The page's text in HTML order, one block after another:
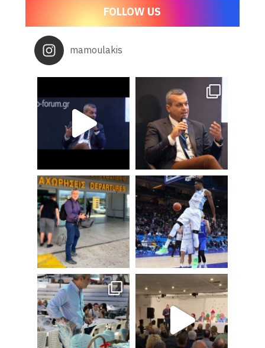
mamoulakis
FOLLOW US